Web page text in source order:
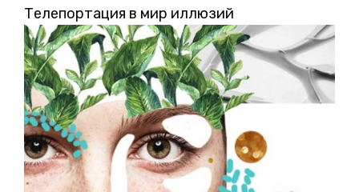
Телепортация в мир иллюзий